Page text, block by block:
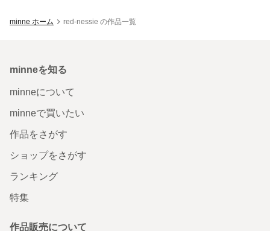
minne ホーム red-nessie の作品一覧
minneを知る
minneについて
minneで買いたい
作品をさがす
ショップをさがす
ランキング
特集
作品販売について